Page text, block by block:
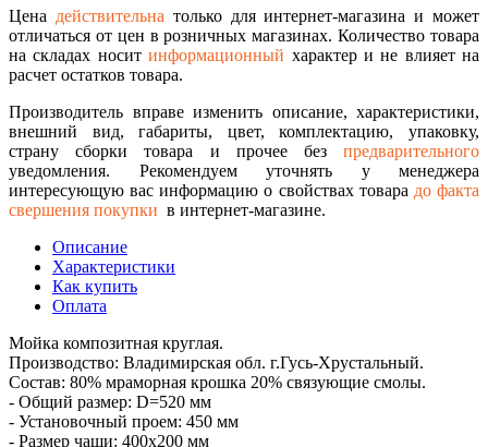
Цена действительна только для интернет-магазина и может
отличаться от цен в розничных магазинах. Количество товара
на складах носитинформационный характер и не влияет на
расчет остатков товара.
Производитель вправе изменить описание, характеристики,
внешний вид, габариты, цвет, комплектацию, упаковку,
страну сборки товара и прочее без предварительного
уведомления. Рекомендуем уточнять у менеджера
интересующую вас информацию о свойствах товара до факта
свершения покупки в интернет-магазине.
Описание
Характеристики
Как купить
Оплата
Мойка композитная круглая.
Производство: Владимирская обл. г.Гусь-Хрустальный.
Состав: 80% мраморная крошка 20% связующие смолы.
- Общий размер: D=520 мм
- Установочный проем: 450 мм
- Размер чаши: 400х200 мм